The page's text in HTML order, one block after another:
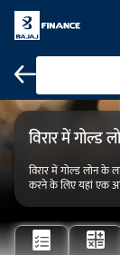
ओवरव्यू
विरार में गोल्ड
विरार में गोल्ड लोन के
करने के लिए यहां एक